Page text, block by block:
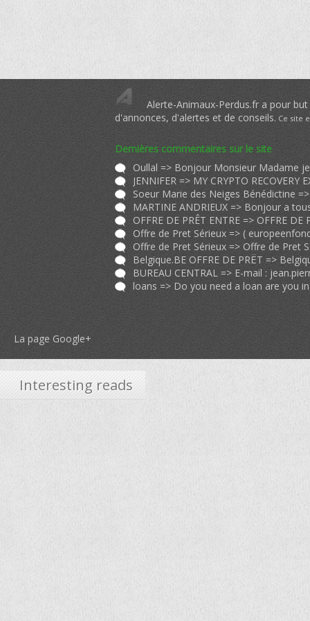
Alerte-Animaux-Perdus.fr a pour
d'annonces, d'alertes et de conseils. Ce site
Dernières commentaires sur le site
Offre de Pret Sérieux => (
BUREAU CENTRAL => E-mail :
La page Google+
Interesting reads